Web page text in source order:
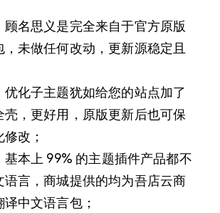
顾名思义是完全来自于官方原版
，未做任何改动，更新源稳定且
优化子主题犹如给您的站点加了
壳，更好用，原版更新后也可保
改；
基本上 99% 的主题插件产品都不
语言，商城提供的均为吾店云商
中文语言包；